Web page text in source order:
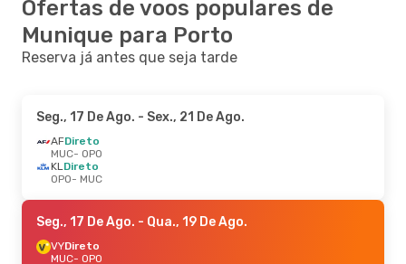
Ofertas de voos populares de
Munique para Porto
Reserva já antes que seja tarde
Seg., 17 De Ago. - Sex., 21 De Ago.
AFDireto
MUC- OPO
KLDireto
OPO- MUC
Seg., 17 De Ago. - Qua., 19 De Ago.
VYDireto
MUC- OPO